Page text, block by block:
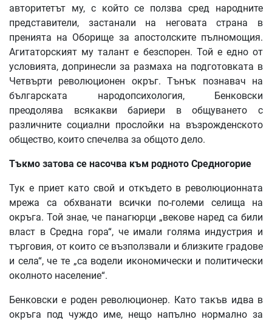
авторитетът му, с който се ползва сред народните
представители, застанали на неговата страна в
пренията на Оборище за апостолските пълномощия.
Агитаторският му талант е безспорен. Той е едно от
условията, допринесли за размаха на подготовката в
Четвърти революционен окръг. Тънък познавач на
българската народопсихология, Бенковски
преодолява всякакви бариери в общуването с
различните социални прослойки на възрожденското
общество, които спечелва за общото дело.
Тъкмо затова се насочва към родното Средногорие
Тук е приет като свой и откъдето в революционната
мрежа са обхванати всички по-големи селища на
окръга. Той знае, че панагюрци „векове наред са били
власт в Средна гора“, че имали голяма индустрия и
търговия, от които се възползвали и близките градове
и села“, че те „са водели икономически и политически
околното население“.
Бенковски е роден революционер. Като такъв идва в
окръга под чуждо име, нещо напълно нормално за